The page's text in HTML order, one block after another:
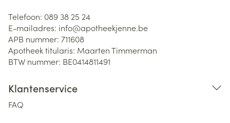
Telefoon: 089 38 25 24
E-mailadres: info@apotheekjenne.be
APB nummer: 711608
Apotheek titularis: Maarten Timmerman
BTW nummer: BE0414811491
Klantenservice
FAQ